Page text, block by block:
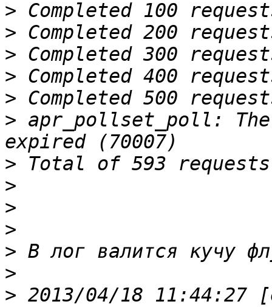
>
>
>
>
>
> apr_pollset_poll:
>
>
>
>
>
>
> 2013/04/18 11:44:27